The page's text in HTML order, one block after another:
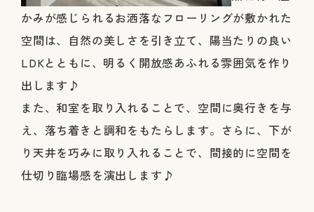
かみが感じられるお洒落なフローリングが敷かれた
空間は、自然の美しさを引き立て、陽当たりの良い
LDKとともに、明るく開放感あふれる雰囲気を作り
出します♪
また、和室を取り入れることで、空間に奥行きを与
え、落ち着きと調和をもたらします。さらに、下が
り天井を巧みに取り入れることで、間接的に空間を
仕切り臨場感を演出します♪